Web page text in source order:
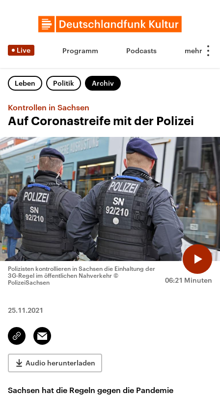
Live Programm Podcasts
Leben Politik Archiv
Kontrollen in Sachsen
Auf Coronastreife mit der Polizei
06:21 Minuten
Polizisten kontrollieren in Sachsen die Einhaltung der
3G-Regel im öffentlichen Nahverkehr ©
PolizeiSachsen
25.11.2021
Link
kopieren/teilen
Email
Audio herunterladen
Sachsen hat die Regeln gegen die Pandemie